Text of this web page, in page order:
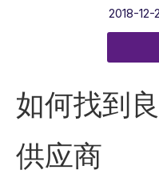
2018-
如何找到
供应商